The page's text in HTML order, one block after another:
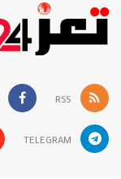
RSS
TELEGRAM